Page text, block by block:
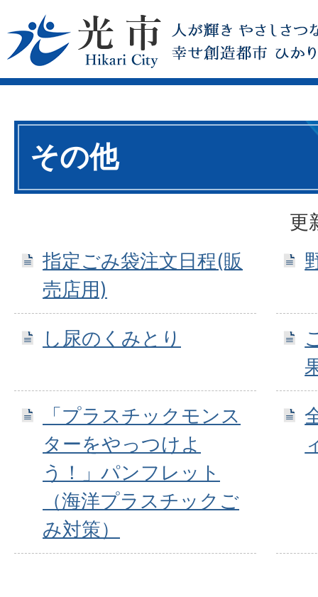
その他
更
指定ごみ袋注文日程(販
売店用)
し尿のくみとり
「プラスチックモンス
ターをやっつけよ
う！」パンフレット
（海洋プラスチックご
み対策）